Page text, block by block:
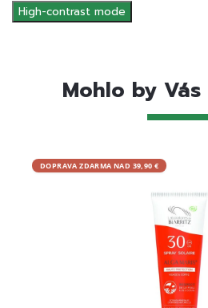
High-contrast mode
Mohlo by
DOPRAVA ZDARMA NAD 39,90 €